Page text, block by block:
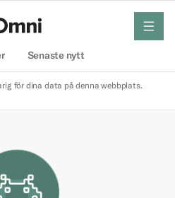
Senaste nytt
meny
för dina data på denna webbplats.